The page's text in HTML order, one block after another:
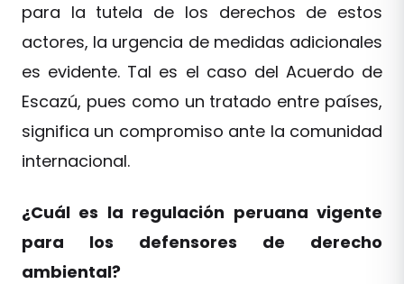
para la tutela de los derechos de estos
actores, la urgencia de medidas adicionales
es evidente. Tal es el caso del Acuerdo de
Escazú, pues como un tratado entre países,
significa un compromiso ante la comunidad
internacional.
¿Cuál es la regulación peruana vigente
para los defensores de derecho
ambiental?